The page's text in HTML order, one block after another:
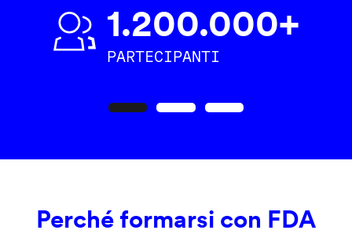
1.200.000+
PARTECIPANTI
Perché formarsi con FDA